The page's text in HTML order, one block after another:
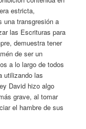
estricta,
una transgresión a
las Escrituras para
demuestra tener
de ser un
a lo largo de todos
utilizando las
David hizo algo
grave, al tomar
el hambre de sus